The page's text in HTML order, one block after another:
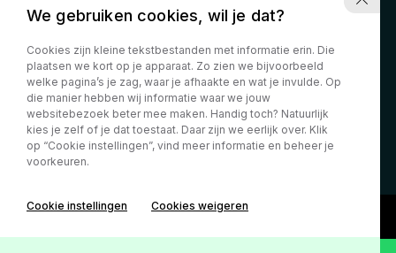
Openingstijden
Ma-Vr
09:00 - 19:00
Za
10:00 - 17:00
Zo
Gesloten
AanbodFinancial leaseEquipment leaseOperational lease
Over onsFAQCalculatorContactPrivacy Policy
We gebruiken cookies, wil je dat?
Cookies zijn kleine tekstbestanden met informatie erin. Die
plaatsen we kort op je apparaat. Zo zien we bijvoorbeeld
welke pagina’s je zag, waar je afhaakte en wat je invulde. Op
die manier hebben wij informatie waar we jouw
websitebezoek beter mee maken. Handig toch? Natuurlijk
kies je zelf of je dat toestaat. Daar zijn we eerlijk over. Klik
op “Cookie instellingen”, vind meer informatie en beheer je
voorkeuren.
Cookie instellingen Cookies weigeren